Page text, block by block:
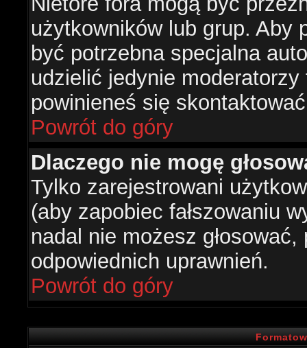
użytkowników lub grup. Aby
być potrzebna specjalna
udzielić jedynie
powinieneś się
Powrót do góry
Dlaczego nie mogę
Tylko zarejestrowani
(aby zapobiec fałszowaniu
nadal nie możesz
odpowiednich uprawnień.
Powrót do góry